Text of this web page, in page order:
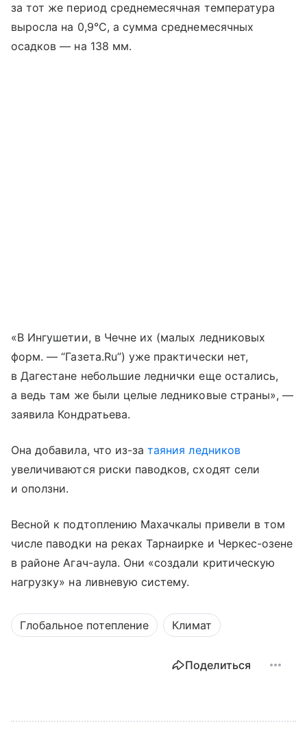
за тот же период среднемесячная температура
выросла на 0,9°C, а сумма среднемесячных
осадков — на 138 мм.
«В Ингушетии, в Чечне их (малых ледниковых
форм. — “Газета.Ru”) уже практически нет,
в Дагестане небольшие леднички еще остались,
а ведь там же были целые ледниковые страны», —
заявила Кондратьева.
Она добавила, что из-затаяния ледников
увеличиваются риски паводков, сходят сели
и оползни.
Весной к подтоплению Махачкалы привели в том
числе паводки на реках Тарнаирке и Черкес-озене
в районе Агач-аула. Они «создали критическую
нагрузку» на ливневую систему.
Глобальное потепление Климат
Поделиться